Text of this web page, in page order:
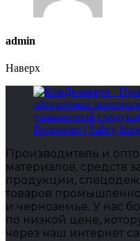
admin
Наверх
Производитель и
материалов, средств
продукции,
товаров
и черноземье. У нас
по низкой цене,
через наш интернет